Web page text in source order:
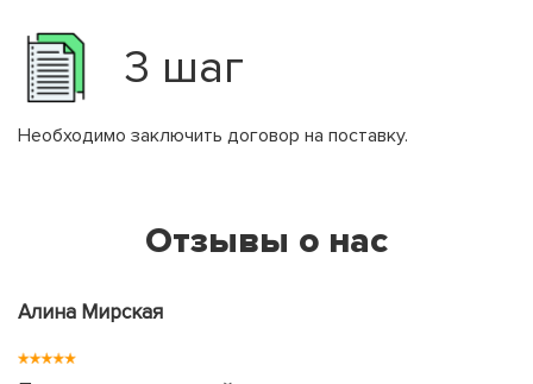
3 шаг
Необходимо заключить договор на поставку.
Отзывы о нас
Алина Мирская